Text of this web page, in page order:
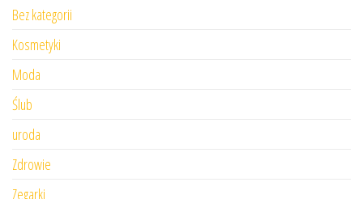
Bez kategorii
Kosmetyki
Moda
Ślub
uroda
Zdrowie
Zegarki